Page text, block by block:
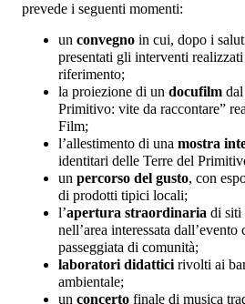
prevede i seguenti momenti:
un convegno in cui, dopo i
presentati gli interventi
riferimento;
la proiezione di un docufilm
Primitivo: vite da raccontare”
Film;
l’allestimento di una mostra
identitari delle Terre del
un percorso del gusto, con
di prodotti tipici locali;
l’apertura straordinaria di siti
nell’area interessata
passeggiata di comunità;
laboratori didattici rivolti ai
ambientale;
un concerto finale di musica